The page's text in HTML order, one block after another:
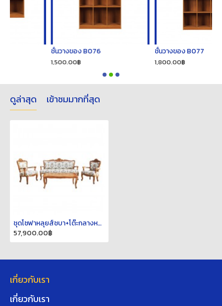
ชั้นวางของ B076 ชั้นวางของ B077
ดูล่าสุด เข้าชมมากที่สุด
ชุดโซฟาหลุยส์ชบา+โต๊ะกลางหลุยส์ชบา
57,900.00฿
เกี่ยวกับเรา
เกี่ยวกับเรา